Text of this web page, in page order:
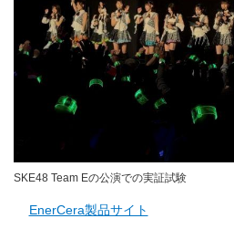
SKE48 Team Eの公演での実証試験
EnerCera製品サイト